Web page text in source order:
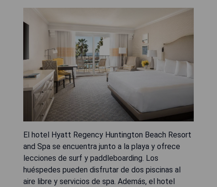
El hotel Hyatt Regency Huntington Beach Resort
and Spa se encuentra junto a la playa y ofrece
lecciones de surf y paddleboarding. Los
huéspedes pueden disfrutar de dos piscinas al
aire libre y servicios de spa. Además, el hotel